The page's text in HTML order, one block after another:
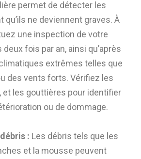
permet de détecter les
qu’ils ne deviennent graves. À
une inspection de votre
fois par an, ainsi qu’après
extrêmes telles que
des vents forts. Vérifiez les
et les gouttières pour identifier
ou de dommage.
: Les débris tels que les
et la mousse peuvent